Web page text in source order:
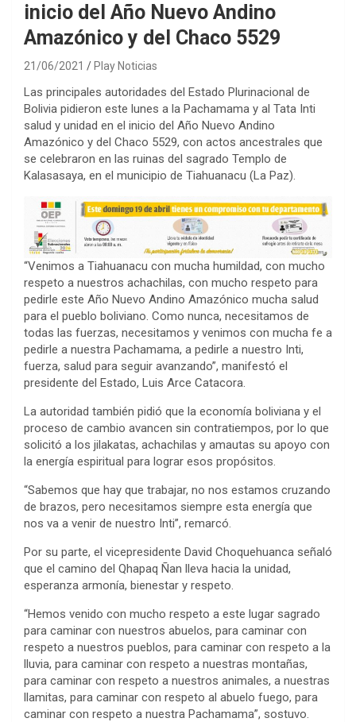
inicio del Año Nuevo Andino
Amazónico y del Chaco 5529
21/06/2021 Play Noticias
Las principales autoridades del Estado Plurinacional de
Bolivia pidieron este lunes a la Pachamama y al Tata Inti
salud y unidad en el inicio del Año Nuevo Andino
Amazónico y del Chaco 5529, con actos ancestrales que
se celebraron en las ruinas del sagrado Templo de
Kalasasaya, en el municipio de Tiahuanacu (La Paz).
“Venimos a Tiahuanacu con mucha humildad, con mucho
respeto a nuestros achachilas, con mucho respeto para
pedirle este Año Nuevo Andino Amazónico mucha salud
para el pueblo boliviano. Como nunca, necesitamos de
todas las fuerzas, necesitamos y venimos con mucha fe a
pedirle a nuestra Pachamama, a pedirle a nuestro Inti,
fuerza, salud para seguir avanzando”, manifestó el
presidente del Estado, Luis Arce Catacora.
La autoridad también pidió que la economía boliviana y el
proceso de cambio avancen sin contratiempos, por lo que
solicitó a los jilakatas, achachilas y amautas su apoyo con
la energía espiritual para lograr esos propósitos.
“Sabemos que hay que trabajar, no nos estamos cruzando
de brazos, pero necesitamos siempre esta energía que
nos va a venir de nuestro Inti”, remarcó.
Por su parte, el vicepresidente David Choquehuanca señaló
que el camino del Qhapaq Ñan lleva hacia la unidad,
esperanza armonía, bienestar y respeto.
“Hemos venido con mucho respeto a este lugar sagrado
para caminar con nuestros abuelos, para caminar con
respeto a nuestros pueblos, para caminar con respeto a la
lluvia, para caminar con respeto a nuestras montañas,
para caminar con respeto a nuestros animales, a nuestras
llamitas, para caminar con respeto al abuelo fuego, para
caminar con respeto a nuestra Pachamama”, sostuvo.